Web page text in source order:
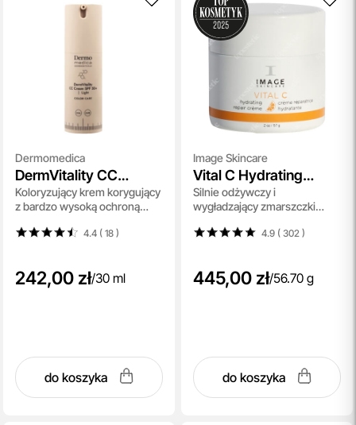
Dermomedica
DermVitality CC
Cream SPF 50
Koloryzujący krem korygujący
z bardzo wysoką ochroną
pielęgnacyjnymi (kolor Light)
4.4 ( 18)
242,00 zł/30 ml
do koszyka
Image Skincare
Vital C Hydrating
Repair Creme
Silnie odżywczy i
wygładzający zmarszczki
4.9 ( 302 )
445,00 zł/56.70 g
do koszyka